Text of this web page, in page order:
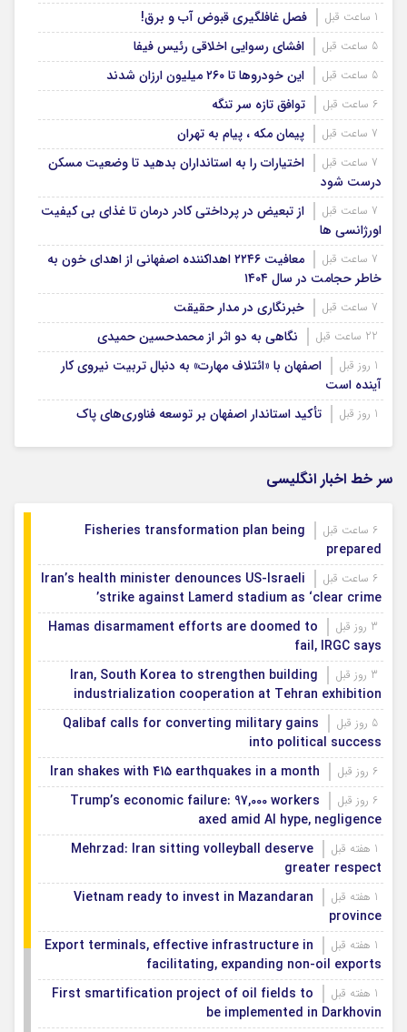
فصل غافلگیری قبوض آب و برق!
افشای رسوایی اخلاقی رئیس فیفا
این خودروها تا ۲۶۰ میلیون ارزان شدند
توافق تازه سر تنگه
پیمان مکه ، پیام به تهران
اختیارات را به استانداران بدهید تا وضعیت مسکن
درست شود
از تبعیض در پرداختی کادر درمان تا غذای بی کیفیت
اورژانسی ها
معافیت ۲۲۴۶ اهداکننده اصفهانی از اهدای خون به
خاطر حجامت در سال ۱۴۰۴
خبرنگاری در مدار حقیقت
نگاهی به دو اثر از محمدحسین حمیدی
اصفهان با «ائتلاف مهارت» به دنبال تربیت نیروی کار
آینده است
تأکید استاندار اصفهان بر توسعه فناوری‌های پاک
سر خط اخبار انگلیسی
Fisheries transformation plan being
prepared
Iran’s health minister denounces US-Israeli
strike against Lamerd stadium as ‘clear crime’
Hamas disarmament efforts are doomed to
fail, IRGC says
Iran, South Korea to strengthen building
industrialization cooperation at Tehran exhibition
Qalibaf calls for converting military gains
into political success
Iran shakes with 415 earthquakes in a month
Trump’s economic failure: 97,000 workers
axed amid AI hype, negligence
Mehrzad: Iran sitting volleyball deserve
greater respect
Vietnam ready to invest in Mazandaran
province
Export terminals, effective infrastructure in
facilitating, expanding non-oil exports
First smartification project of oil fields to
be implemented in Darkhovin